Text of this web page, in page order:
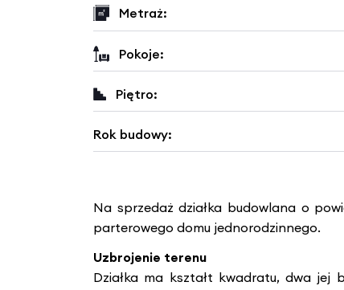
Metraż:
Pokoje:
Piętro:
Rok budowy:
Na sprzedaż działka budowlana o
parterowego domu jednorodzinnego.
Uzbrojenie terenu
Działka ma kształt kwadratu, dwa jej